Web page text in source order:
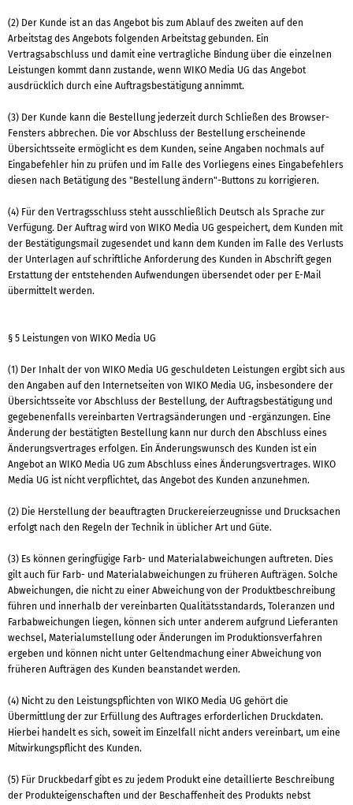
(2) Der Kunde ist an das Angebot bis zum Ablauf des zweiten auf den
Arbeitstag des Angebots folgenden Arbeitstag gebunden. Ein
Vertragsabschluss und damit eine vertragliche Bindung über die einzelnen
Leistungen kommt dann zustande, wenn WIKO Media UG das Angebot
ausdrücklich durch eine Auftragsbestätigung annimmt.
(3) Der Kunde kann die Bestellung jederzeit durch Schließen des Browser-
Fensters abbrechen. Die vor Abschluss der Bestellung erscheinende
Übersichtsseite ermöglicht es dem Kunden, seine Angaben nochmals auf
Eingabefehler hin zu prüfen und im Falle des Vorliegens eines Eingabefehlers
diesen nach Betätigung des "Bestellung ändern"-Buttons zu korrigieren.
(4) Für den Vertragsschluss steht ausschließlich Deutsch als Sprache zur
Verfügung. Der Auftrag wird von WIKO Media UG gespeichert, dem Kunden mit
der Bestätigungsmail zugesendet und kann dem Kunden im Falle des Verlusts
der Unterlagen auf schriftliche Anforderung des Kunden in Abschrift gegen
Erstattung der entstehenden Aufwendungen übersendet oder per E-Mail
übermittelt werden.
§ 5 Leistungen von WIKO Media UG
(1) Der Inhalt der von WIKO Media UG geschuldeten Leistungen ergibt sich aus
den Angaben auf den Internetseiten von WIKO Media UG, insbesondere der
Übersichtsseite vor Abschluss der Bestellung, der Auftragsbestätigung und
gegebenenfalls vereinbarten Vertragsänderungen und -ergänzungen. Eine
Änderung der bestätigten Bestellung kann nur durch den Abschluss eines
Änderungsvertrages erfolgen. Ein Änderungswunsch des Kunden ist ein
Angebot an WIKO Media UG zum Abschluss eines Änderungsvertrages. WIKO
Media UG ist nicht verpflichtet, das Angebot des Kunden anzunehmen.
(2) Die Herstellung der beauftragten Druckereierzeugnisse und Drucksachen
erfolgt nach den Regeln der Technik in üblicher Art und Güte.
(3) Es können geringfügige Farb- und Materialabweichungen auftreten. Dies
gilt auch für Farb- und Materialabweichungen zu früheren Aufträgen. Solche
Abweichungen, die nicht zu einer Abweichung von der Produktbeschreibung
führen und innerhalb der vereinbarten Qualitätsstandards, Toleranzen und
Farbabweichungen liegen, können sich unter anderem aufgrund Lieferanten
wechsel, Materialumstellung oder Änderungen im Produktionsverfahren
ergeben und können nicht unter Geltendmachung einer Abweichung von
früheren Aufträgen des Kunden beanstandet werden.
(4) Nicht zu den Leistungspflichten von WIKO Media UG gehört die
Übermittlung der zur Erfüllung des Auftrages erforderlichen Druckdaten.
Hierbei handelt es sich, soweit im Einzelfall nicht anders vereinbart, um eine
Mitwirkungspflicht des Kunden.
(5) Für Druckbedarf gibt es zu jedem Produkt eine detaillierte Beschreibung
der Produkteigenschaften und der Beschaffenheit des Produkts nebst